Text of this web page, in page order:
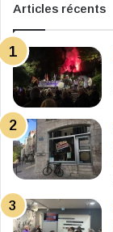
Articles récents